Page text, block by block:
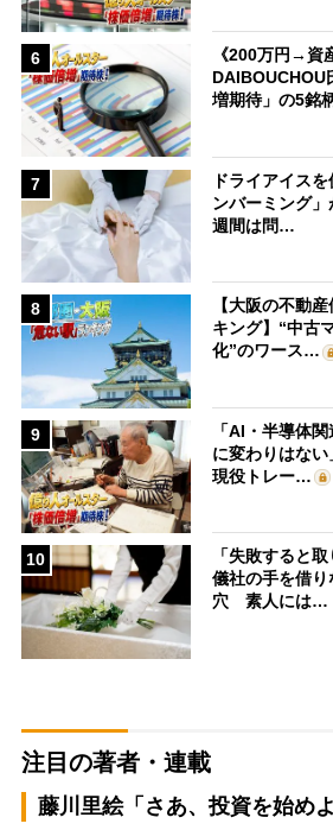
6
《200万円→資
DAIBOUCHOU
増期待」の5銘
7
ドライアイス
ンバーミング
週間は問…
8
【大阪の不動
キング】“中古
化”のワース…
9
「AI・半導体
に変わりはな
現役トレー…
10
「失敗すると
儀社の手を借
穴 素人には…
注目の著者・連載
藤川里絵「さあ、投資を始めよ